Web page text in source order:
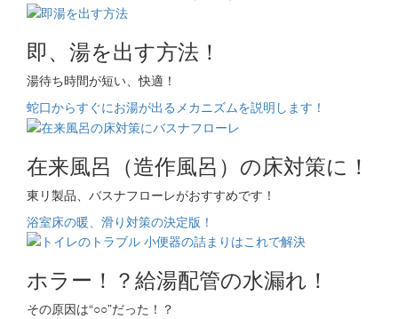
即、湯を出す方法！
湯待ち時間が短い、快適！
蛇口からすぐにお湯が出るメカニズムを説明します！
在来風呂（造作風呂）の床対策に！
東リ製品、バスナフローレがおすすめです！
浴室床の暖、滑り対策の決定版！
ホラー！？給湯配管の水漏れ！
その原因は“○○”だった！？